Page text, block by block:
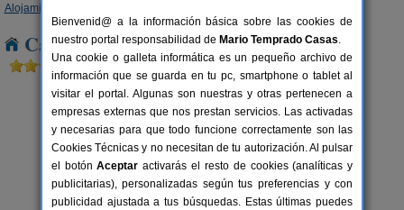
Alojamientos
Casas Rurales cerca de La Hiruela
18-20+2 pers.
desde24 €
Villa Pilara
Brunete (Madrid)
Bienvenid@ a la información básica sobre las cookies de
nuestro portal responsabilidad de Mario Temprado Casas.
Una cookie o galleta informática es un pequeño archivo de
información que se guarda en tu pc, smartphone o tablet al
visitar el portal. Algunas son nuestras y otras pertenecen a
empresas externas que nos prestan servicios. Las activadas
y necesarias para que todo funcione correctamente son las
Cookies Técnicas y no necesitan de tu autorización. Al pulsar
el botónAceptar activarás el resto de cookies (analíticas y
publicitarias), personalizadas según tus preferencias y con
publicidad ajustada a tus búsquedas. Estas últimas puedes